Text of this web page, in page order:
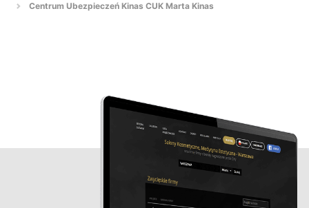
Centrum Ubezpieczeń Kinas CUK Marta Kinas